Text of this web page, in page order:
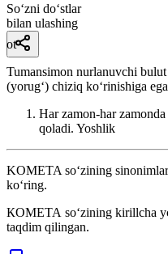
So‘zni do‘stlar
bilan ulashing
ot
Tumansimon nurlanuvchi
(yorugʻ) chiziq koʻrinishiga
Har zamon-har
qoladi. Yoshlik
KOMETA so‘zining
ko‘ring.
КОМЕТА so‘zining kirillcha
taqdim qilingan.